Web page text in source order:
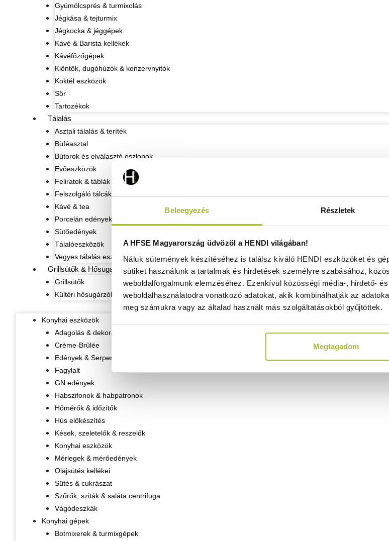
Beleegyezés Részletek
A HFSE Magyarország üdvözöl a HENDI világában!
Náluk sütemények készítéséhez is találsz kiváló HENDI eszközöket és
sütiket használunk a tartalmak és hirdetések személyre szabásához,
weboldalforgalmunk elemzéséhez. Ezenkívül közösségi média-, hirdető-
weboldalhasználatodra vonatkozó adatokat, akik kombinálhatják az
meg számukra vagy az általad használt más szolgáltatásokból gyűjtöttek.
Megtagadom
Gyümölcsprés & turmixolás
Jégkása & tejturmix
Jégkocka & jéggépek
Kávé & Barista kellékek
Kávéfőzőgépek
Kiöntők, dugóhúzók & konzervnyitók
Koktél eszközök
Sör
Tartozékok
Tálalás
Asztali tálalás & teríték
Büféasztal
Bútorok és elválasztó oszlopok
Evőeszközök
Feliratok & táblák
Felszolgáló tálcák
Kávé & tea
Porcelán edények
Sütőedények
Tálalóeszközök
Vegyes tálalás eszközök
Grillsütők & Hősugárzók
Grillsütők
Kültéri hősugárzók
Konyhai eszközök
Adagolás & dekorálás
Crème-Brûlée
Edények & Serpenyők
Fagylalt
GN edények
Habszifonok & habpatronok
Hőmérők & időzítők
Hús előkészítés
Kések, szeletelők & reszelők
Konyhai eszközök
Mérlegek & mérőedények
Olajsütés kellékei
Sütés & cukrászat
Szűrők, sziták & saláta centrifuga
Vágódeszkák
Konyhai gépek
Botmixerek & turmixgépek